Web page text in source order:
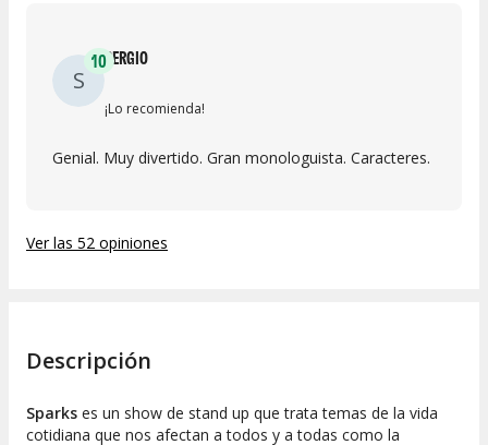
S
10SERGIO
¡Lo recomienda!
Genial. Muy divertido. Gran monologuista. Caracteres.
Ver las 52 opiniones
Descripción
Sparks es un show de stand up que trata temas de la vida
cotidiana que nos afectan a todos y a todas como la